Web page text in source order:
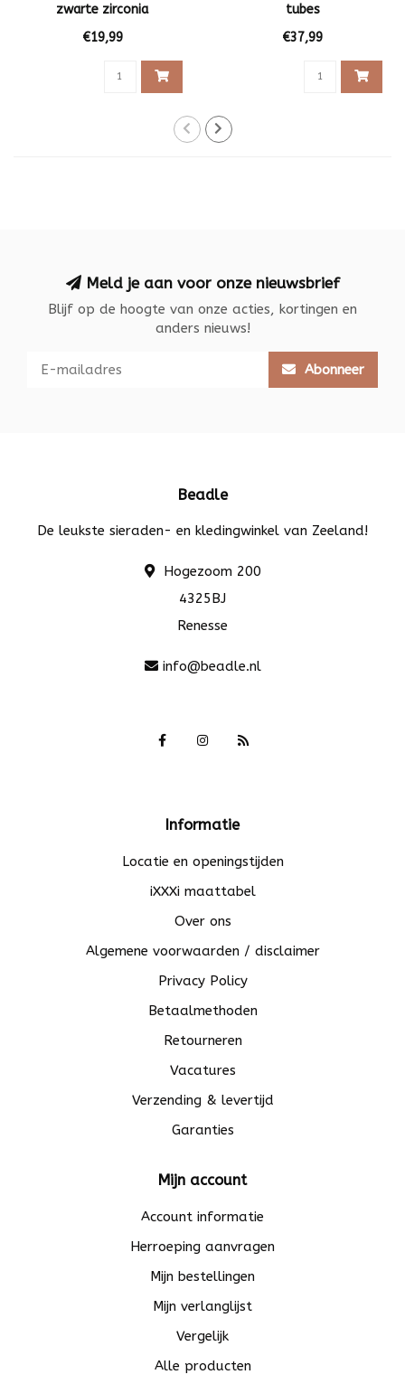
zwarte zirconia
€19,99
tubes
€37,99
Meld je aan voor onze nieuwsbrief
Blijf op de hoogte van onze acties, kortingen en
anders nieuws!
Abonneer
Beadle
De leukste sieraden- en kledingwinkel van Zeeland!
Hogezoom 200
4325BJ
Renesse
info@beadle.nl
Informatie
Locatie en openingstijden
iXXXi maattabel
Over ons
Algemene voorwaarden / disclaimer
Privacy Policy
Betaalmethoden
Retourneren
Vacatures
Verzending & levertijd
Garanties
Mijn account
Account informatie
Herroeping aanvragen
Mijn bestellingen
Mijn verlanglijst
Vergelijk
Alle producten